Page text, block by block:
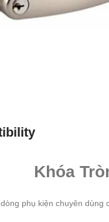
Khóa
phụ kiện chuyên dùng